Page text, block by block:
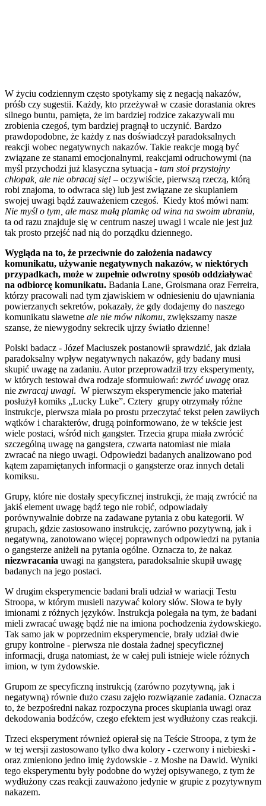
W życiu codziennym często spotykamy się z negacją nakazów,
próśb czy sugestii. Każdy, kto przeżywał w czasie dorastania okres
silnego buntu, pamięta, że im bardziej rodzice zakazywali mu
zrobienia czegoś, tym bardziej pragnął to uczynić. Bardzo
prawdopodobne, że każdy z nas doświadczył paradoksalnych
reakcji wobec negatywnych nakazów. Takie reakcje mogą być
związane ze stanami emocjonalnymi, reakcjami odruchowymi (na
myśl przychodzi już klasyczna sytuacja - tam stoi przystojny
chłopak, ale nie obracaj się! – oczywiście, pierwszą rzeczą, którą
robi znajoma, to odwraca się) lub jest związane ze skupianiem
swojej uwagi bądź zauważeniem czegoś. Kiedy ktoś mówi nam:
Nie myśl o tym, ale masz małą plamkę od wina na swoim ubraniu,
ta od razu znajduje się w centrum naszej uwagi i wcale nie jest już
tak prosto przejść nad nią do porządku dziennego.
Wygląda na to, że przeciwnie do założenia nadawcy
komunikatu, używanie negatywnych nakazów, w niektórych
przypadkach, może w zupełnie odwrotny sposób oddziaływać
na odbiorcę komunikatu. Badania Lane, Groismana oraz Ferreira,
którzy pracowali nad tym zjawiskiem w odniesieniu do ujawniania
powierzanych sekretów, pokazały, że gdy dodajemy do naszego
komunikatu sławetne ale nie mów nikomu, zwiększamy nasze
szanse, że niewygodny sekrecik ujrzy światło dzienne!
Polski badacz - Józef Maciuszek postanowił sprawdzić, jak działa
paradoksalny wpływ negatywnych nakazów, gdy badany musi
skupić uwagę na zadaniu. Autor przeprowadził trzy eksperymenty,
w których testował dwa rodzaje sformułowań: zwróćuwagę oraz
nie zwracaj uwagi. W pierwszym eksperymencie jako materiał
posłużył komiks „Lucky Luke”. Cztery grupy otrzymały różne
instrukcje, pierwsza miała po prostu przeczytać tekst pełen zawiłych
wątków i charakterów, drugą poinformowano, że w tekście jest
wiele postaci, wśród nich gangster. Trzecia grupa miała zwrócić
szczególną uwagę na gangstera, czwarta natomiast nie miała
zwracać na niego uwagi. Odpowiedzi badanych analizowano pod
kątem zapamiętanych informacji o gangsterze oraz innych detali
komiksu.
Grupy, które nie dostały specyficznej instrukcji, że mają zwrócić na
jakiś element uwagę bądź tego nie robić, odpowiadały
porównywalnie dobrze na zadawane pytania z obu kategorii. W
grupach, gdzie zastosowano instrukcję, zarówno pozytywną, jak i
negatywną, zanotowano więcej poprawnych odpowiedzi na pytania
o gangsterze aniżeli na pytania ogólne. Oznacza to, że nakaz
niezwracania uwagi na gangstera, paradoksalnie skupił uwagę
badanych na jego postaci.
W drugim eksperymencie badani brali udział w wariacji Testu
Stroopa, w którym musieli nazywać kolory słów. Słowa te były
imionami z różnych języków. Instrukcja polegała na tym, że badani
mieli zwracać uwagę bądź nie na imiona pochodzenia żydowskiego.
Tak samo jak w poprzednim eksperymencie, brały udział dwie
grupy kontrolne - pierwsza nie dostała żadnej specyficznej
informacji, druga natomiast, że w całej puli istnieje wiele różnych
imion, w tym żydowskie.
Grupom ze specyficzną instrukcją (zarówno pozytywną, jak i
negatywną) równie dużo czasu zajęło rozwiązanie zadania. Oznacza
to, że bezpośredni nakaz rozpoczyna proces skupiania uwagi oraz
dekodowania bodźców, czego efektem jest wydłużony czas reakcji.
Trzeci eksperyment również opierał się na Teście Stroopa, z tym że
w tej wersji zastosowano tylko dwa kolory - czerwony i niebieski -
oraz zmieniono jedno imię żydowskie - z Moshe na Dawid. Wyniki
tego eksperymentu były podobne do wyżej opisywanego, z tym że
wydłużony czas reakcji zauważono jedynie w grupie z pozytywnym
nakazem.